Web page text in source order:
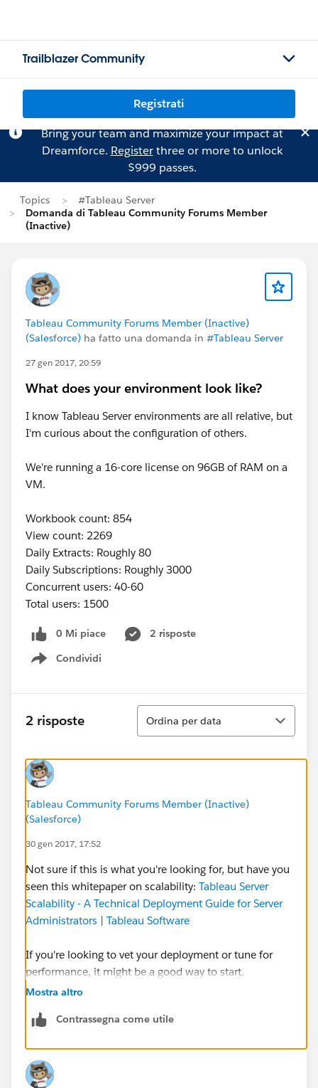
Trailblazer Community
Registrati
Bring your team and maximize your impact at
Dreamforce. Registerthree or more to unlock
$999 passes.
Topics
#Tableau Server
Domanda di Tableau Community Forums Member
(Inactive)
Tableau Community Forums Member (Inactive)
(Salesforce) ha fatto una domanda in #Tableau Server
27 gen 2017, 20:59
What does your environment look like?
I know Tableau Server environments are all relative, but
I'm curious about the configuration of others.
We're running a 16-core license on 96GB of RAM on a
VM.
Workbook count: 854
View count: 2269
Daily Extracts: Roughly 80
Daily Subscriptions: Roughly 3000
Concurrent users: 40-60
Total users: 1500
0 Mi piace
2 risposte
Condividi
Show menu
2 risposte
Ordina
Ordina per data
Tableau Community Forums Member (Inactive)
(Salesforce)
30 gen 2017, 17:52
Not sure if this is what you're looking for, but have you
seen this whitepaper on scalability: Tableau Server
Scalability - A Technical Deployment Guide for Server
Administrators | Tableau Software
If you're looking to vet your deployment or tune for
performance, it might be a good way to start.
Mostra altro
Contrassegna come utile